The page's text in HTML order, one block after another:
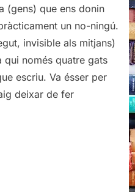
(gens) que ens donin
un no-ningú.
invisible als mitjans)
qui només quatre gats
escriu. Va ésser per
deixar de fer